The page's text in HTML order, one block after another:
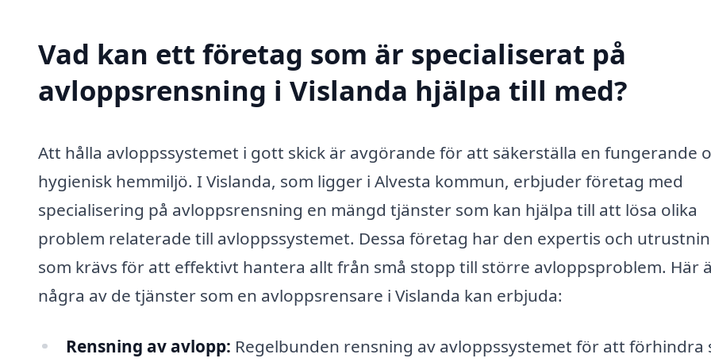
Vad kan ett företag som är specialiserat på
avloppsrensning i Vislanda hjälpa till med?
Att hålla avloppssystemet i gott skick är avgörande för att säkerställa en fungerande
hygienisk hemmiljö. I Vislanda, som ligger i Alvesta kommun, erbjuder företag med
specialisering på avloppsrensning en mängd tjänster som kan hjälpa till att lösa olika
problem relaterade till avloppssystemet. Dessa företag har den expertis och
som krävs för att effektivt hantera allt från små stopp till större avloppsproblem. Här
några av de tjänster som en avloppsrensare i Vislanda kan erbjuda:
Rensning av avlopp: Regelbunden rensning av avloppssystemet för att förhindra